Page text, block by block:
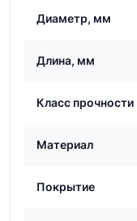
Диаметр, мм
Длина, мм
Класс прочности
Материал
Покрытие